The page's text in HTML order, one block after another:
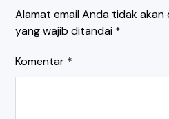
Alamat email Anda tidak akan
yang wajib ditandai *
Komentar *